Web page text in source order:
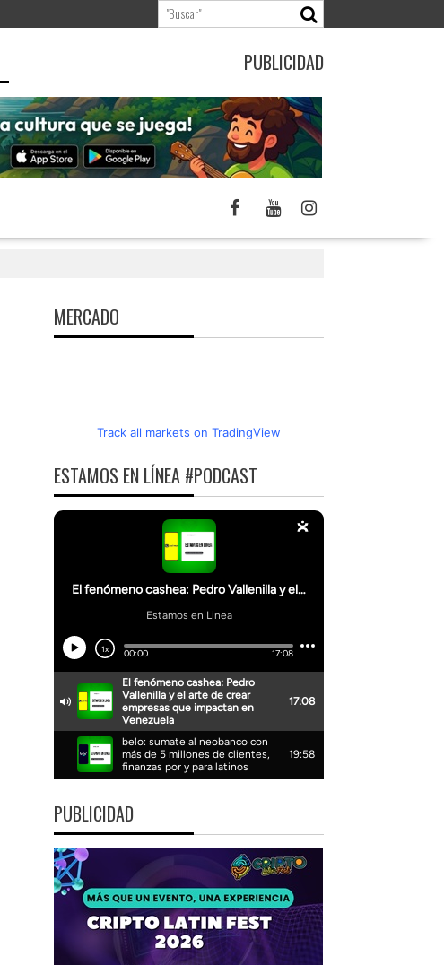
PUBLICIDAD
MERCADO
Track all markets on TradingView
ESTAMOS EN LÍNEA #PODCAST
PUBLICIDAD